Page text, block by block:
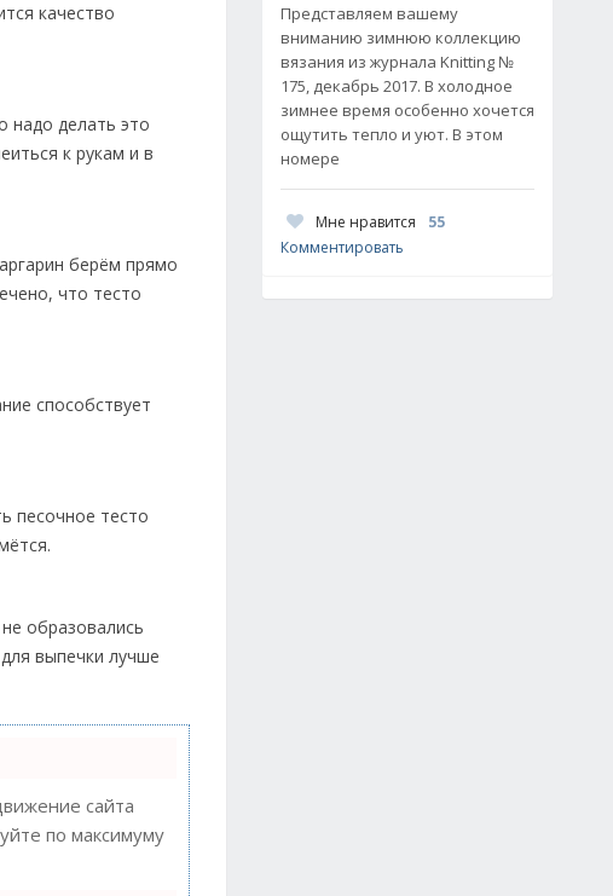
качество
надо делать это
к рукам и в
берём прямо
что тесто
способствует
песочное тесто
образовались
выпечки лучше
сайта
по максимуму
Представляем вашему
вниманию зимнюю коллекцию
вязания из журнала Knitting №
175, декабрь 2017. В холодное
зимнее время особенно хочется
ощутить тепло и уют. В этом
номере
Мне нравится
55
Комментировать